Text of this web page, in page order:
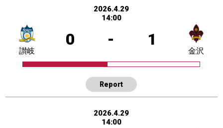
2026.4.29
14:00
0 - 1
讃岐 金沢
Report
2026.4.29
14:00